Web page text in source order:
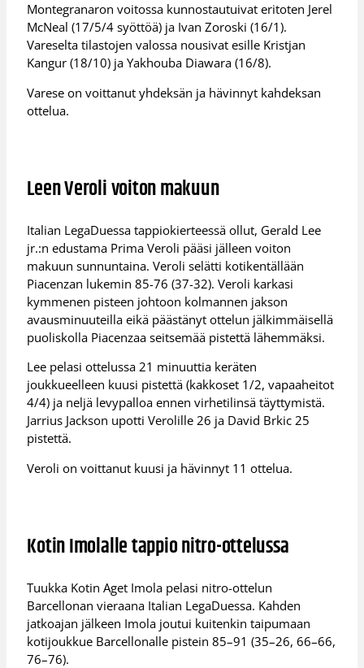
Montegranaron voitossa kunnostautuivat eritoten Jerel
McNeal (17/5/4 syöttöä) ja Ivan Zoroski (16/1).
Vareselta tilastojen valossa nousivat esille Kristjan
Kangur (18/10) ja Yakhouba Diawara (16/8).
Varese on voittanut yhdeksän ja hävinnyt kahdeksan
ottelua.
Leen Veroli voiton makuun
Italian LegaDuessa tappiokierteessä ollut, Gerald Lee
jr.:n edustama Prima Veroli pääsi jälleen voiton
makuun sunnuntaina. Veroli selätti kotikentällään
Piacenzan lukemin 85-76 (37-32). Veroli karkasi
kymmenen pisteen johtoon kolmannen jakson
avausminuuteilla eikä päästänyt ottelun jälkimmäisellä
puoliskolla Piacenzaa seitsemää pistettä lähemmäksi.
Lee pelasi ottelussa 21 minuuttia keräten
joukkueelleen kuusi pistettä (kakkoset 1/2, vapaaheitot
4/4) ja neljä levypalloa ennen virhetilinsä täyttymistä.
Jarrius Jackson upotti Verolille 26 ja David Brkic 25
pistettä.
Veroli on voittanut kuusi ja hävinnyt 11 ottelua.
Kotin Imolalle tappio nitro-ottelussa
Tuukka Kotin Aget Imola pelasi nitro-ottelun
Barcellonan vieraana Italian LegaDuessa. Kahden
jatkoajan jälkeen Imola joutui kuitenkin taipumaan
kotijoukkue Barcellonalle pistein 85–91 (35–26, 66–66,
76–76).